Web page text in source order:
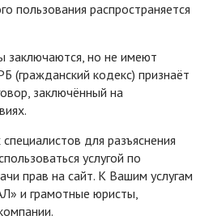
пользования распространяется
заключаются, но не имеют
(гражданский кодекс) признаёт
заключённый на
для разъяснения
услугой по
прав на сайт. К Вашим услугам
и грамотные юристы,